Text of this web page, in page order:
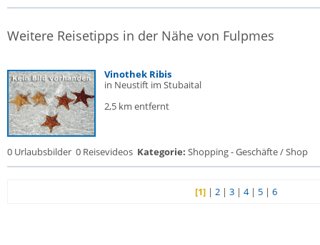
Weitere Reisetipps in der Nähe von Fulpmes
Vinothek Ribis
in Neustift im Stubaital
2,5 km entfernt
0 Urlaubsbilder 0 Reisevideos Kategorie: Shopping - Geschäfte / Shop
[1] |2 |3 |4| 5 |6